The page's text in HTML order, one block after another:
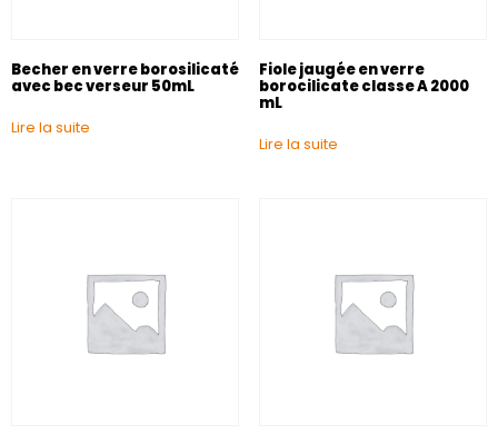
Becher en verre borosilicaté
avec bec verseur 50mL
Lire la suite
Fiole jaugée en verre
borocilicate classe A 2000
mL
Lire la suite